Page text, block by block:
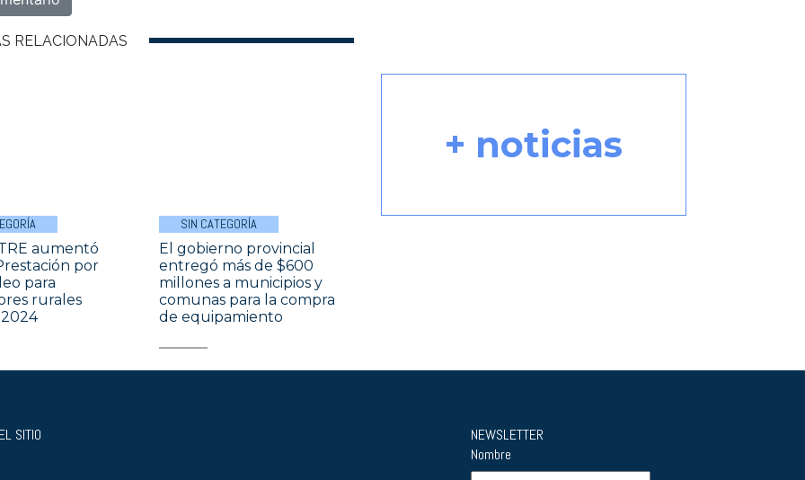
RELACIONADAS
aumentó
por
para
rurales
SIN CATEGORÍA
El gobierno provincial
entregó más de $600
millones a municipios y
comunas para la compra
de equipamiento
+ noticias
SITIO
NEWSLETTER
Nombre